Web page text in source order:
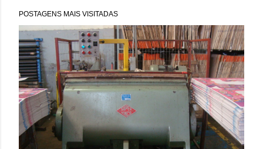
POSTAGENS MAIS VISITADAS